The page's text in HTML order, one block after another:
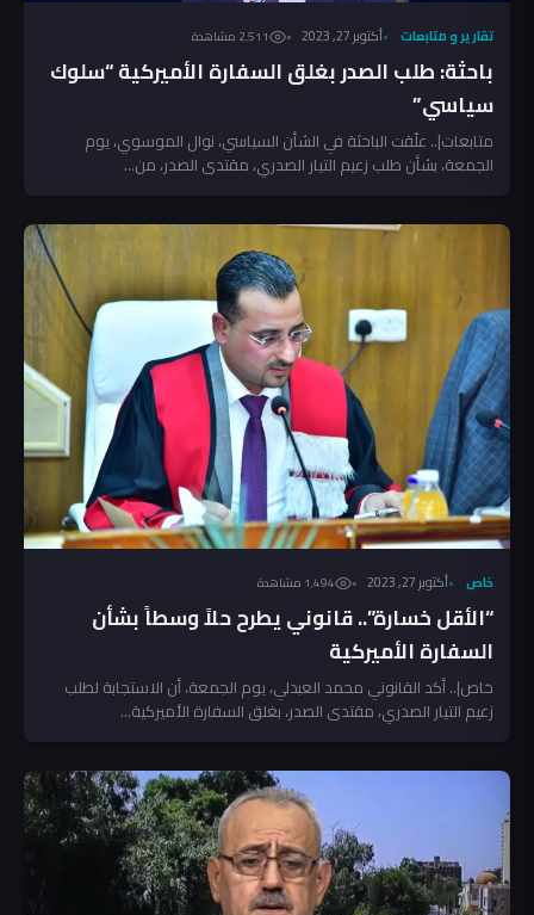
تقارير و متابعات أكتوبر 27, 2023 2٬511 مشاهدة
باحثة: طلب الصدر بغلق السفارة الأميركية “سلوك
سياسي”
متابعات|.. علّقت الباحثة في الشأن السياسي، نوال الموسوي، يوم
الجمعة، بشأن طلب زعيم التيار الصدري، مقتدى الصدر، من...
خاص أكتوبر 27, 2023 1٬494 مشاهدة
“الأقل خسارة”.. قانوني يطرح حلاً وسطاً بشأن
السفارة الأميركية
خاص|.. أكد القانوني محمد العبدلي، يوم الجمعة، أن الاستجابة لطلب
زعيم التيار الصدري، مقتدى الصدر، بغلق السفارة الأميركية...